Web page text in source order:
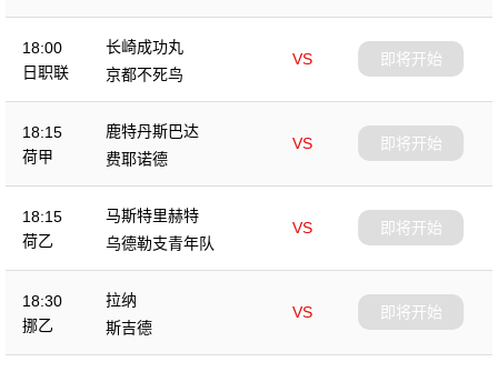
18:00
日职联
长崎成功丸
VS
京都不死鸟
即将开始
18:15
荷甲
鹿特丹斯巴达
VS
费耶诺德
即将开始
18:15
荷乙
马斯特里赫特
VS
乌德勒支青年队
即将开始
18:30
挪乙
拉纳
VS
斯吉德
即将开始